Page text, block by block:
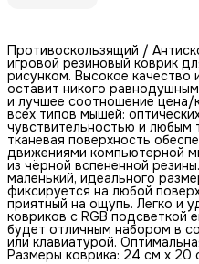
Противоскользящий /
игровой резиновый коврик
рисунком. Высокое качество
оставит никого
и лучшее соотношение цена/
всех типов мышей:
чувствительностью и любым
тканевая поверхность
движениями компьютерной
из чёрной вспененной
маленький, идеального
фиксируется на любой
приятный на ощупь. Легко и
ковриков с RGB подсветкой
будет отличным набором в
или клавиатурой.
Размеры коврика: 24 см x 20